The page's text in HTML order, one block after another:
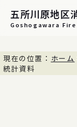
五所川原地区
Goshogawara
現在の位置： ホーム
統計資料